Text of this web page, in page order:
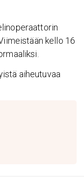
kello 16
aiheutuvaa